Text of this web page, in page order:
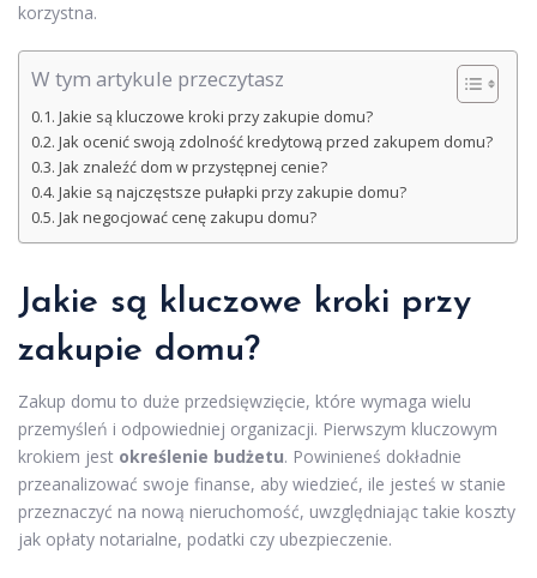
korzystna.
W tym artykule przeczytasz
Jakie są kluczowe kroki przy zakupie domu?
Jak ocenić swoją zdolność kredytową przed zakupem domu?
Jak znaleźć dom w przystępnej cenie?
Jakie są najczęstsze pułapki przy zakupie domu?
Jak negocjować cenę zakupu domu?
Jakie są kluczowe kroki przy
zakupie domu?
Zakup domu to duże przedsięwzięcie, które wymaga wielu
przemyśleń i odpowiedniej organizacji. Pierwszym kluczowym
krokiem jest określenie budżetu. Powinieneś dokładnie
przeanalizować swoje finanse, aby wiedzieć, ile jesteś w stanie
przeznaczyć na nową nieruchomość, uwzględniając takie koszty
jak opłaty notarialne, podatki czy ubezpieczenie.